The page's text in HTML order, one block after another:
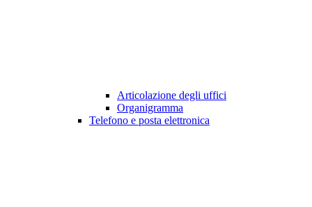
Articolazione degli uffici
Organigramma
Telefono e posta elettronica